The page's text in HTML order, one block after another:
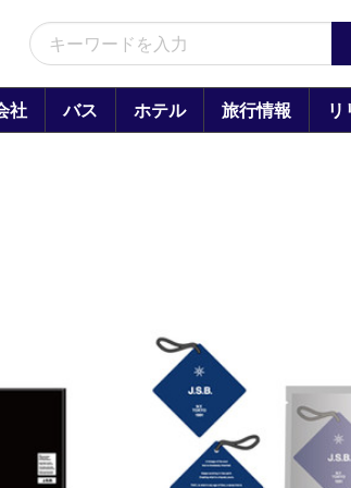
社 バス ホテル 旅行情報 リ